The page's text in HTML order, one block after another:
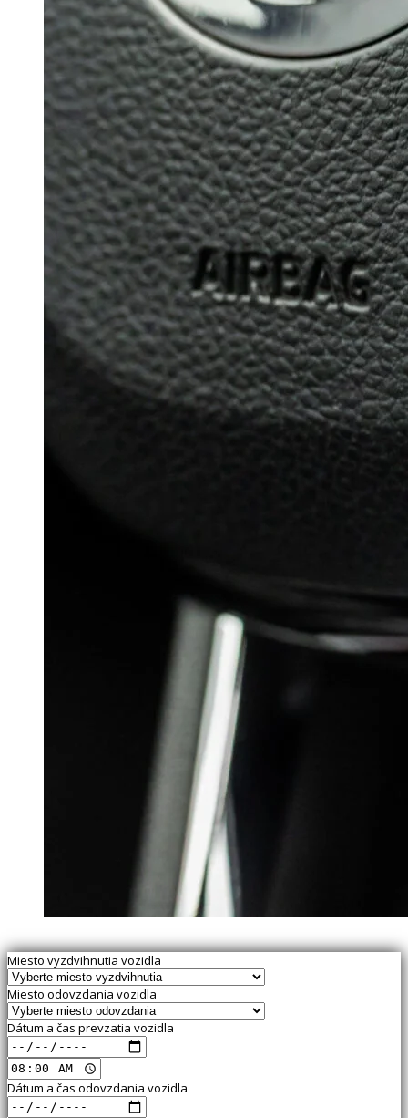
Miesto vyzdvihnutia vozidla
Miesto odovzdania vozidla
Dátum a čas prevzatia vozidla
Dátum a čas odovzdania vozidla